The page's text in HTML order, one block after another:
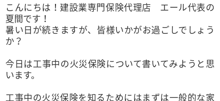
こんにちは！建設業専門保険代理店 エール代表の
夏間です！
暑い日が続きますが、皆様いかがお過ごしでしょう
か？
今日は工事中の火災保険について書いてみようと思
います。
工事中の火災保険を知るためにはまずは一般的な家